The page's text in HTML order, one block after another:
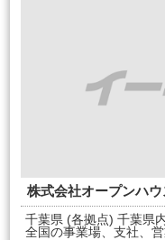
株式会社オープンハウ
千葉県 (各拠点) 千葉県
全国の事業場、支社、